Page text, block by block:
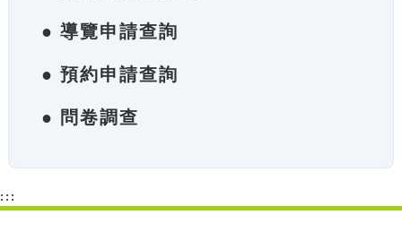
● 導覽申請查詢
● 預約申請查詢
● 問卷調查
:::